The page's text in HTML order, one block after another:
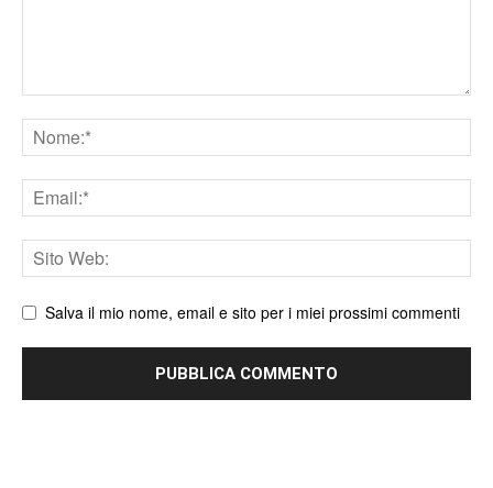
Nome
Email
Sito
web
Salva il mio nome, email e sito per i miei prossimi commenti